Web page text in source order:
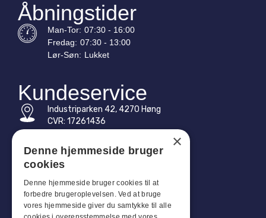
Åbningstider
Man-Tor: 07:30 - 16:00
Fredag: 07:30 - 13:00
Lør-Søn: Lukket
Kundeservice
Industriparken 42, 4270 Høng
CVR: 17261436
E-mail: vb@viggobendz.dk
Quicklinks
Persondatapolitik
×
Denne hjemmeside bruger
cookies
Denne hjemmeside bruger cookies til at
forbedre brugeroplevelsen. Ved at bruge
vores hjemmeside giver du samtykke til alle